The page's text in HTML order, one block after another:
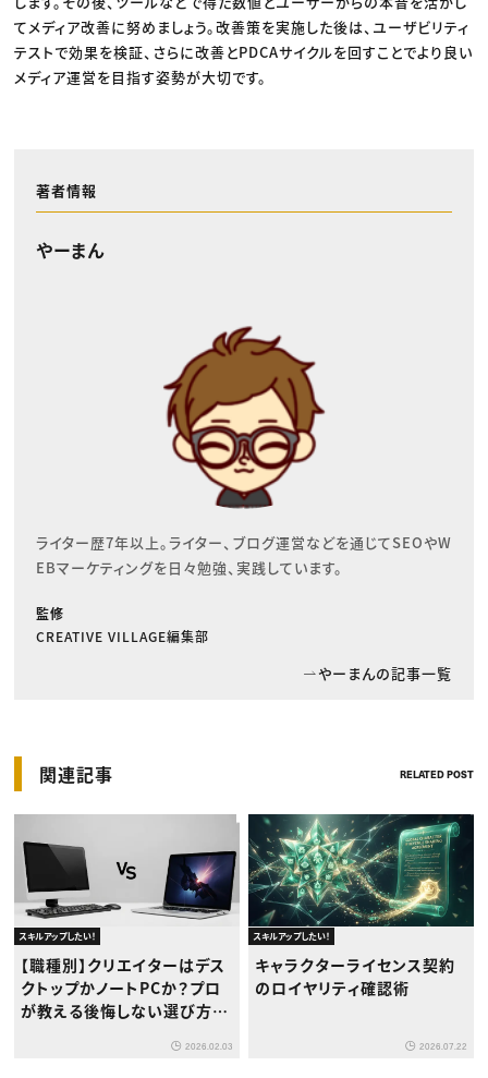
てメディア改善に努めましょう。改善策を実施した後は、ユーザビリティ
テストで効果を検証、さらに改善とPDCAサイクルを回すことでより良い
メディア運営を目指す姿勢が大切です。
著者情報
やーまん
ライター歴7年以上。ライター、ブログ運営などを通じてSEOやW
EBマーケティングを日々勉強、実践しています。
監修
CREATIVE VILLAGE編集部
やーまんの記事一覧
関連記事 RELATED POST
スキルアップしたい！
【職種別】クリエイターはデス
クトップかノートPCか？プロ
が教える後悔しない選び方と
2026.02.03
スキルアップしたい！
キャラクターライセンス契約
のロイヤリティ確認術
2026.07.22